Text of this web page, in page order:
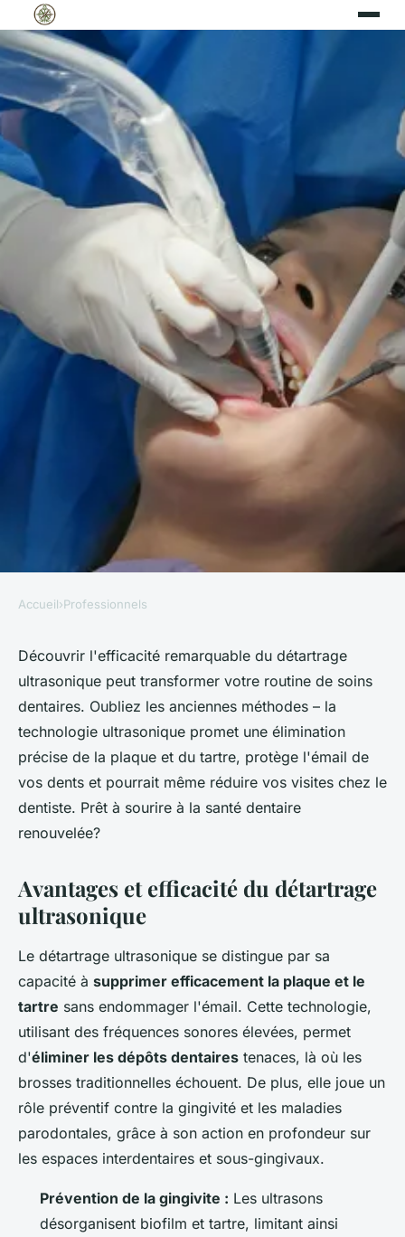
Les bienfaits de détartreur
dentaire ultrason
Pierre•21 mai 2024•3 min de lecture
Accueil›Professionnels
Découvrir l'efficacité remarquable du détartrage
ultrasonique peut transformer votre routine de soins
dentaires. Oubliez les anciennes méthodes – la
technologie ultrasonique promet une élimination
précise de la plaque et du tartre, protège l'émail de
vos dents et pourrait même réduire vos visites chez le
dentiste. Prêt à sourire à la santé dentaire
renouvelée?
Avantages et efficacité du détartrage
ultrasonique
Le détartrage ultrasonique se distingue par sa
capacité à supprimer efficacement la plaque et le
tartre sans endommager l'émail. Cette technologie,
utilisant des fréquences sonores élevées, permet
d'éliminer les dépôts dentaires tenaces, là où les
brosses traditionnelles échouent. De plus, elle joue un
rôle préventif contre la gingivité et les maladies
parodontales, grâce à son action en profondeur sur
les espaces interdentaires et sous-gingivaux.
Prévention de la gingivite : Les ultrasons
désorganisent biofilm et tartre, limitant ainsi